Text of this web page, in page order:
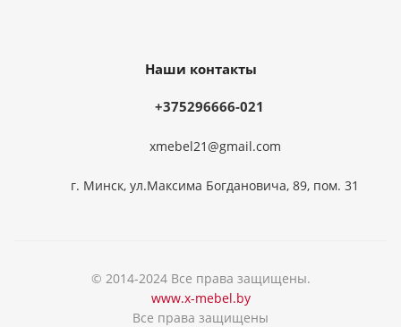
Наши контакты
+375296666-021
xmebel21@gmail.com
г. Минск, ул.Максима Богдановича, 89, пом. 31
© 2014-2024 Все права защищены.
www.x-mebel.by
Все права защищены